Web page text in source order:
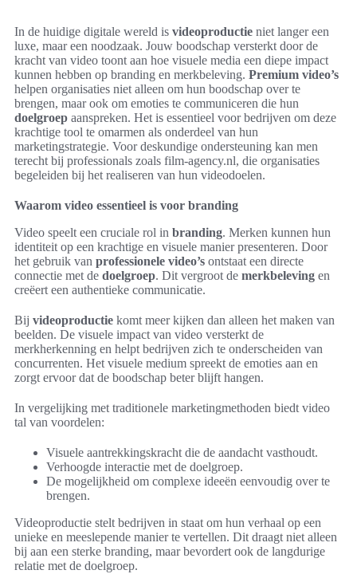
In de huidige digitale wereld is videoproductie niet langer een
luxe, maar een noodzaak. Jouw boodschap versterkt door de
kracht van video toont aan hoe visuele media een diepe impact
kunnen hebben op branding en merkbeleving. Premium video’s
helpen organisaties niet alleen om hun boodschap over te
brengen, maar ook om emoties te communiceren die hun
doelgroep aanspreken. Het is essentieel voor bedrijven om deze
krachtige tool te omarmen als onderdeel van hun
marketingstrategie. Voor deskundige ondersteuning kan men
terecht bij professionals zoals film-agency.nl, die organisaties
begeleiden bij het realiseren van hun videodoelen.
Waarom video essentieel is voor branding
Video speelt een cruciale rol in branding. Merken kunnen hun
identiteit op een krachtige en visuele manier presenteren. Door
het gebruik van professionele video’s ontstaat een directe
connectie met de doelgroep. Dit vergroot de merkbeleving en
creëert een authentieke communicatie.
Bij videoproductie komt meer kijken dan alleen het maken van
beelden. De visuele impact van video versterkt de
merkherkenning en helpt bedrijven zich te onderscheiden van
concurrenten. Het visuele medium spreekt de emoties aan en
zorgt ervoor dat de boodschap beter blijft hangen.
In vergelijking met traditionele marketingmethoden biedt video
tal van voordelen:
Visuele aantrekkingskracht die de aandacht vasthoudt.
Verhoogde interactie met de doelgroep.
De mogelijkheid om complexe ideeën eenvoudig over te
brengen.
Videoproductie stelt bedrijven in staat om hun verhaal op een
unieke en meeslepende manier te vertellen. Dit draagt niet alleen
bij aan een sterke branding, maar bevordert ook de langdurige
relatie met de doelgroep.